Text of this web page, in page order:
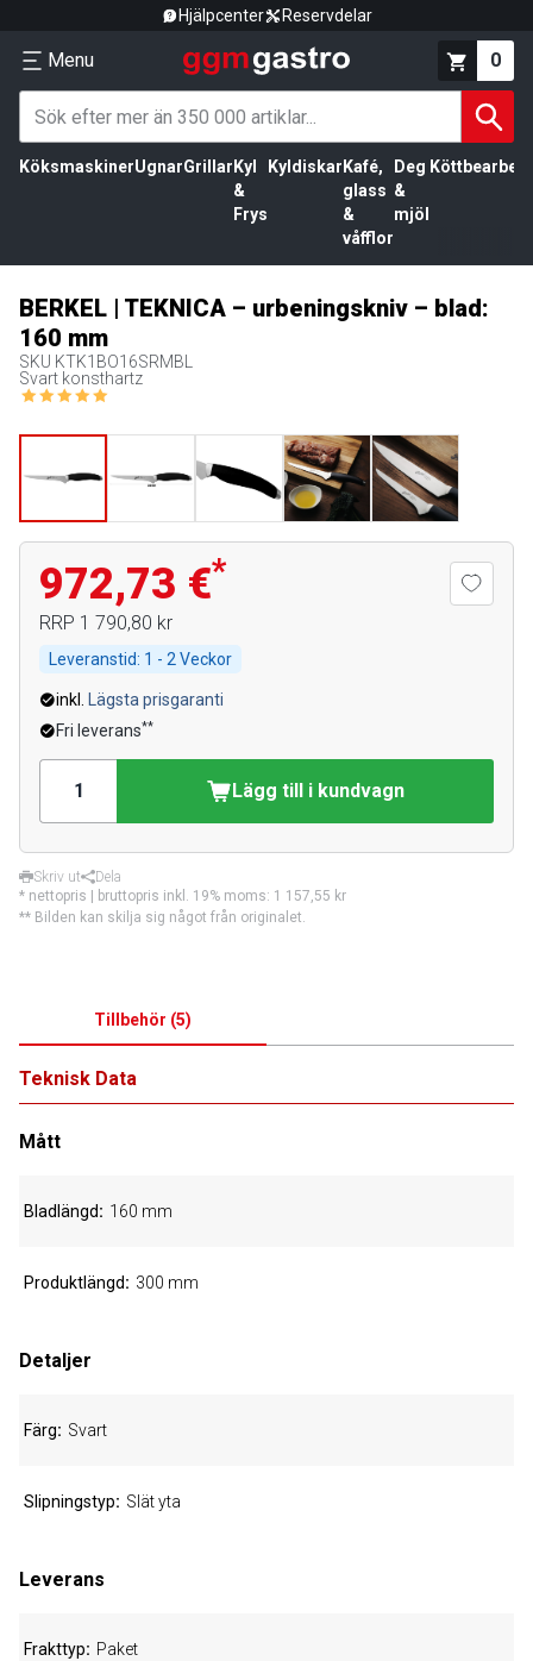
Hjälpcenter Reservdelar
Menu 0
KöksmaskinerUgnarGrillar Kyl
&
Frys
Kyldiskar Kafé,
glass
&
våfflor
Deg
&
mjöl
BERKEL | TEKNICA – urbeningskniv – blad:
160 mm
SKU KTK1BO16SRMBL
Svart konsthartz
972,73 €*
RRP 1 790,80 kr
Leveranstid: 1 - 2 Veckor
inkl.
Lägsta prisgaranti
Fri leverans**
Lägg till i kundvagn
Skriv ut
Dela
* nettopris | bruttopris inkl. 19% moms: 1 157,55 kr
** Bilden kan skilja sig något från originalet.
Tillbehör (5)
Teknisk Data
Mått
Bladlängd 160 mm
Produktlängd 300 mm
Detaljer
Färg Svart
Slipningstyp Slät yta
Leverans
Frakttyp Paket